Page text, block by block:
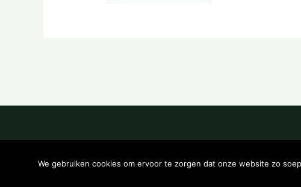
We gebruiken cookies om ervoor te zorgen dat onze website zo